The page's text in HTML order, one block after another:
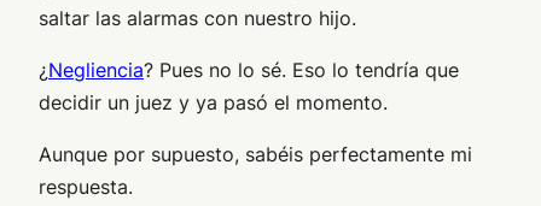
saltar las alarmas con nuestro hijo.
¿Negliencia? Pues no lo sé. Eso lo tendría que
decidir un juez y ya pasó el momento.
Aunque por supuesto, sabéis perfectamente mi
respuesta.